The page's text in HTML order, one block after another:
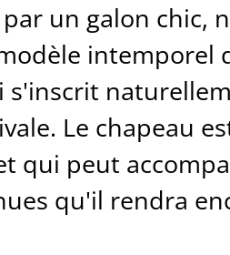
un galon chic,
intemporel
s'inscrit
Le chapeau
qui peut
qu'il rendra